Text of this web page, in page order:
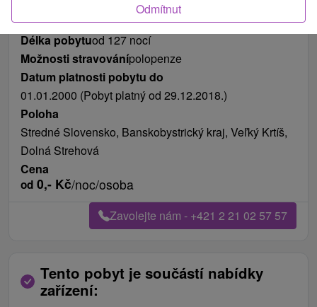
Délka pobytuod 127 nocí
Možnosti stravovánípolopenze
Datum platnosti pobytu do
01.01.2000 (Pobyt platný od 29.12.2018.)
Poloha
Stredné Slovensko, Banskobystrický kraj, Veľký Krtíš,
Dolná Strehová
Cena
od 0,- Kč/noc/osoba
Zavolejte nám - +421 2 21 02 57 57
Tento pobyt je součástí nabídky
zařízení:
Odmítnut